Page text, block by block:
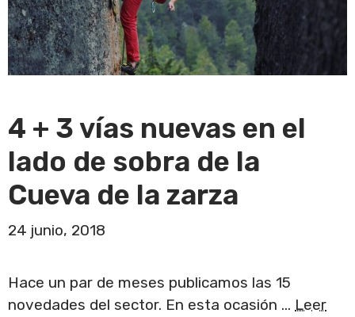
4 + 3 vías nuevas en el
lado de sobra de la
Cueva de la zarza
24 junio, 2018
Hace un par de meses publicamos las 15
novedades del sector. En esta ocasión … Leer